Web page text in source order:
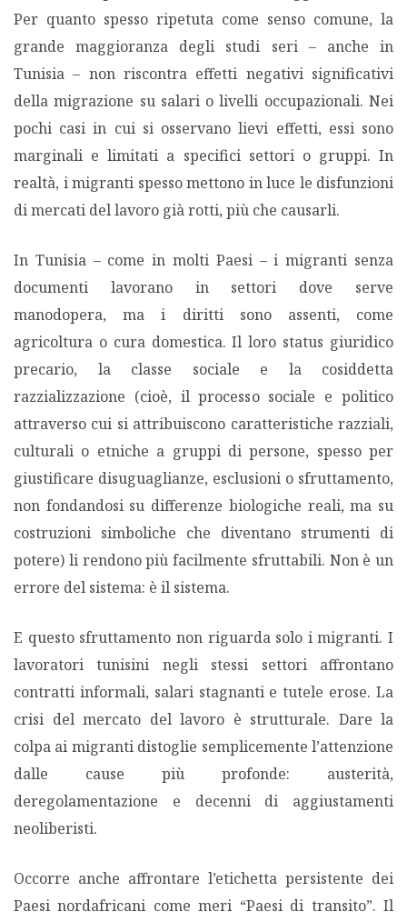
Per quanto spesso ripetuta come senso comune, la
grande maggioranza degli studi seri – anche in
Tunisia – non riscontra effetti negativi significativi
della migrazione su salari o livelli occupazionali. Nei
pochi casi in cui si osservano lievi effetti, essi sono
marginali e limitati a specifici settori o gruppi. In
realtà, i migranti spesso mettono in luce le disfunzioni
di mercati del lavoro già rotti, più che causarli.
In Tunisia – come in molti Paesi – i migranti senza
documenti lavorano in settori dove serve
manodopera, ma i diritti sono assenti, come
agricoltura o cura domestica. Il loro status giuridico
precario, la classe sociale e la cosiddetta
razzializzazione (cioè, il processo sociale e politico
attraverso cui si attribuiscono caratteristiche razziali,
culturali o etniche a gruppi di persone, spesso per
giustificare disuguaglianze, esclusioni o sfruttamento,
non fondandosi su differenze biologiche reali, ma su
costruzioni simboliche che diventano strumenti di
potere) li rendono più facilmente sfruttabili. Non è un
errore del sistema: è il sistema.
E questo sfruttamento non riguarda solo i migranti. I
lavoratori tunisini negli stessi settori affrontano
contratti informali, salari stagnanti e tutele erose. La
crisi del mercato del lavoro è strutturale. Dare la
colpa ai migranti distoglie semplicemente l’attenzione
dalle cause più profonde: austerità,
deregolamentazione e decenni di aggiustamenti
neoliberisti.
Occorre anche affrontare l’etichetta persistente dei
Paesi nordafricani come meri “Paesi di transito”. Il